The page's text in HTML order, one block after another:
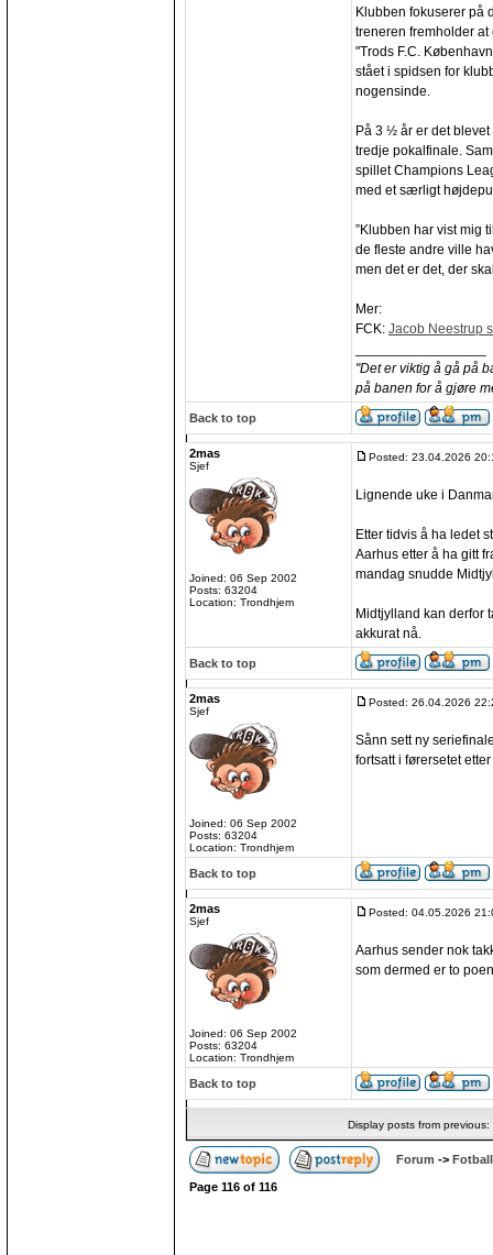
Klubben fokuserer på
treneren fremholder
"Trods F.C.
stået i spidsen for
nogensinde.
På 3 ½ år er det
tredje pokalfinale.
spillet Champions
med et særligt
”Klubben har vist mig
de fleste andre ville
men det er det, der
Mer:
FCK: Jacob Neestrup
"Det er viktig å gå på
på banen for å gjøre
Back to top
2mas
Sjef
Joined: 06 Sep 2002
Posts: 63204
Location: Trondhjem
Posted: 23.04.2026
Lignende uke i
Etter tidvis å ha ledet
Aarhus etter å ha gitt
mandag snudde
Midtjylland kan derfor
akkurat nå.
Back to top
2mas
Sjef
Joined: 06 Sep 2002
Posts: 63204
Location: Trondhjem
Posted: 26.04.2026
Sånn sett ny
fortsatt i førersetet
Back to top
2mas
Sjef
Joined: 06 Sep 2002
Posts: 63204
Location: Trondhjem
Posted: 04.05.2026
Aarhus sender nok
som dermed er to
Back to top
Display posts from previous:
Forum ->
Page 116 of 116